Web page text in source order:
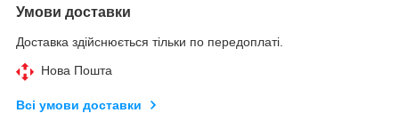
Умови доставки
Доставка здійснюється тільки по передоплаті.
Нова Пошта
Всі умови доставки